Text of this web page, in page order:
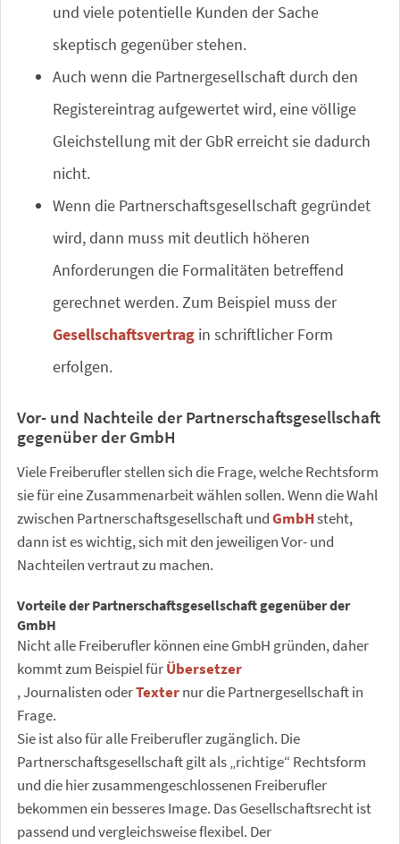
und viele potentielle Kunden der Sache
skeptisch gegenüber stehen.
Auch wenn die Partnergesellschaft durch den
Registereintrag aufgewertet wird, eine völlige
Gleichstellung mit der GbR erreicht sie dadurch
nicht.
Wenn die Partnerschaftsgesellschaft gegründet
wird, dann muss mit deutlich höheren
Anforderungen die Formalitäten betreffend
gerechnet werden. Zum Beispiel muss der
Gesellschaftsvertrag in schriftlicher Form
erfolgen.
Vor- und Nachteile der Partnerschaftsgesellschaft
gegenüber der GmbH
Viele Freiberufler stellen sich die Frage, welche Rechtsform
sie für eine Zusammenarbeit wählen sollen. Wenn die Wahl
zwischen Partnerschaftsgesellschaft undGmbHsteht,
dann ist es wichtig, sich mit den jeweiligen Vor- und
Nachteilen vertraut zu machen.
Vorteile der Partnerschaftsgesellschaft gegenüber der
GmbH
Nicht alle Freiberufler können eine GmbH gründen, daher
kommt zum Beispiel fürÜbersetzer
, Journalisten oderTexternur die Partnergesellschaft in
Frage.
Sie ist also für alle Freiberufler zugänglich. Die
Partnerschaftsgesellschaft gilt als „richtige“ Rechtsform
und die hier zusammengeschlossenen Freiberufler
bekommen ein besseres Image. Das Gesellschaftsrecht ist
passend und vergleichsweise flexibel. Der